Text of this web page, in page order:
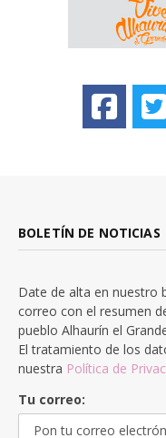
BOLETÍN DE NOTICIAS
Date de alta en nuestro
correo con el resumen
pueblo Alhaurín el
El tratamiento de los
nuestra Política de
Tu correo: